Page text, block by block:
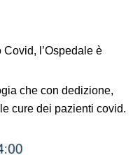
l’Ospedale è
che con dedizione,
cure dei pazienti covid.